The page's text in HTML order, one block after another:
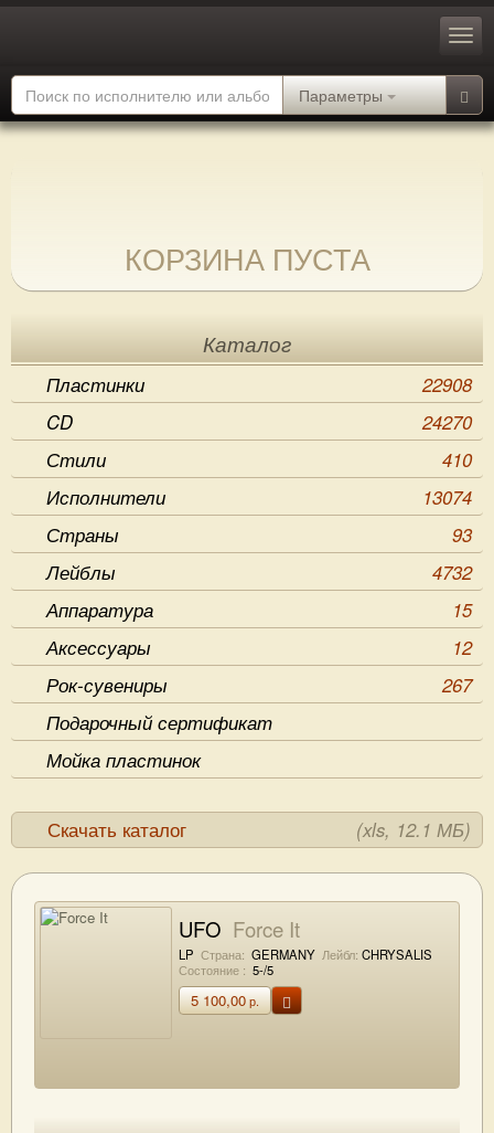
Параметры
КОРЗИНА ПУСТА
Каталог
Пластинки
22908
CD
24270
Стили
410
Исполнители
13074
Страны
93
Лейблы
4732
Аппаратура
15
Аксессуары
12
Рок-сувениры
267
Подарочный сертификат
Мойка пластинок
Скачать каталог (xls, 12.1 МБ)
UFO Force It
LP Страна: GERMANY Лейбл: CHRYSALIS
Состояние : 5-/5
5 100,00р.